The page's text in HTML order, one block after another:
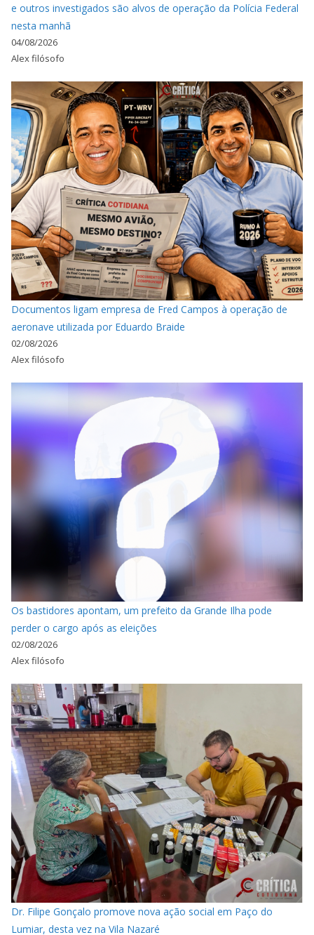
e outros investigados são alvos de operação da Polícia Federal
nesta manhã
04/08/2026
Alex filósofo
Documentos ligam empresa de Fred Campos à operação de
aeronave utilizada por Eduardo Braide
02/08/2026
Alex filósofo
Os bastidores apontam, um prefeito da Grande Ilha pode
perder o cargo após as eleições
02/08/2026
Alex filósofo
Dr. Filipe Gonçalo promove nova ação social em Paço do
Lumiar, desta vez na Vila Nazaré